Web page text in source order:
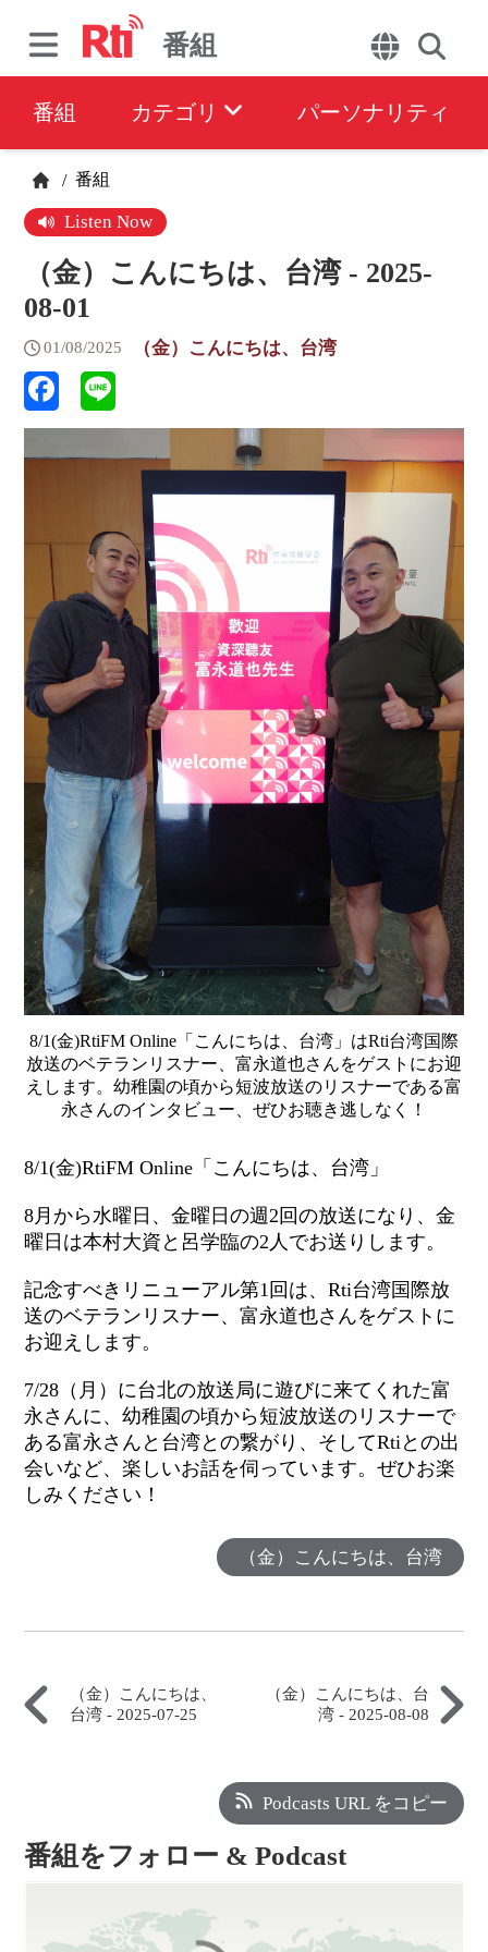
番組
番組 カテゴリ パーソナリティ
/ 番組
Listen Now
（金）こんにちは、台湾 - 2025-
08-01
01/08/2025 （金）こんにちは、台湾
8/1(金)RtiFM Online「こんにちは、台湾」はRti台湾国際
放送のベテランリスナー、富永道也さんをゲストにお迎
えします。幼稚園の頃から短波放送のリスナーである富
永さんのインタビュー、ぜひお聴き逃しなく！
8/1(金)RtiFM Online「こんにちは、台湾」
8月から水曜日、金曜日の週2回の放送になり、金
曜日は本村大資と呂学臨の2人でお送りします。
記念すべきリニューアル第1回は、Rti台湾国際放
送のベテランリスナー、富永道也さんをゲストに
お迎えします。
7/28（月）に台北の放送局に遊びに来てくれた富
永さんに、幼稚園の頃から短波放送のリスナーで
ある富永さんと台湾との繋がり、そしてRtiとの出
会いなど、楽しいお話を伺っています。ぜひお楽
しみください！
（金）こんにちは、台湾
（金）こんにちは、
台湾 - 2025-07-25
（金）こんにちは、台
湾 - 2025-08-08
Podcasts URL をコピー
番組をフォロー & Podcast